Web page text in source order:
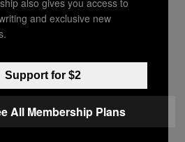
și oprirea producției
nereciclabile, în
folosință.”
and exclusive new
Support for $2
All Membership Plans